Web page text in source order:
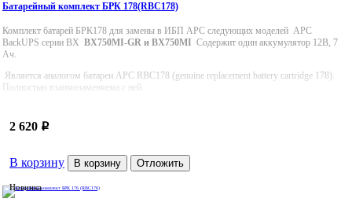
Батарейный комплект БРК 178(RBC178)
Комплект батарей БРК178 для замены в ИБП APC следующих моделей APC
BackUPS серии BX BX750MI-GR и BX750MI Содержит один аккумулятор 12В, 7
Ач.
Является аналогом батареи APC RBC178 (genuine replacement battery cartridge 178).
Полностью взаимозаменяема с ней.
2 620 p
В корзину В корзину Отложить
Новинка